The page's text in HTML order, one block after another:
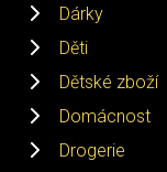
Dárky
Děti
Dětské zboží
Domácnost
Drogerie